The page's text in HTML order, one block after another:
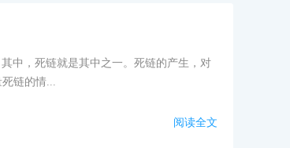
中，死链就是其中之一。死链的产生，对
链的情...
阅读全文